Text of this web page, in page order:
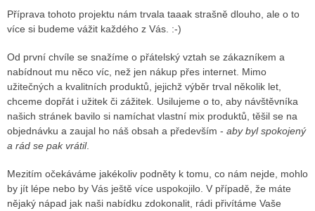
Příprava tohoto projektu nám trvala taaak strašně dlouho, ale o to
více si budeme vážit každého z Vás. :-)
Od první chvíle se snažíme o přátelský vztah se zákazníkem a
nabídnout mu něco víc, než jen nákup přes internet. Mimo
užitečných a kvalitních produktů, jejichž výběr trval několik let,
chceme dopřát i užitek či zážitek. Usilujeme o to, aby návštěvníka
našich stránek bavilo si namíchat vlastní mix produktů, těšil se na
objednávku a zaujal ho náš obsah a především - aby byl spokojený
a rád se pak vrátil.
Mezitím očekáváme jakékoliv podněty k tomu, co nám nejde, mohlo
by jít lépe nebo by Vás ještě více uspokojilo. V případě, že máte
nějaký nápad jak naši nabídku zdokonalit, rádi přivítáme Vaše